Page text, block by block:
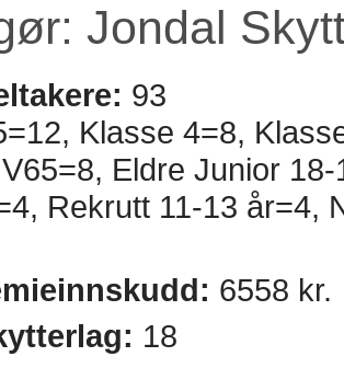
Jondal
93
Klasse 4=8,
Eldre Junior
Rekrutt 11-13 år=4,
6558 kr.
18